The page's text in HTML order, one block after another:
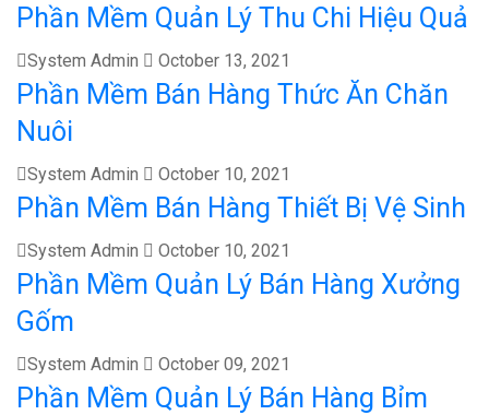
Phần Mềm Quản Lý Thu Chi Hiệu Quả
System Admin October 13, 2021
Phần Mềm Bán Hàng Thức Ăn Chăn
Nuôi
System Admin October 10, 2021
Phần Mềm Bán Hàng Thiết Bị Vệ Sinh
System Admin October 10, 2021
Phần Mềm Quản Lý Bán Hàng Xưởng
Gốm
System Admin October 09, 2021
Phần Mềm Quản Lý Bán Hàng Bỉm